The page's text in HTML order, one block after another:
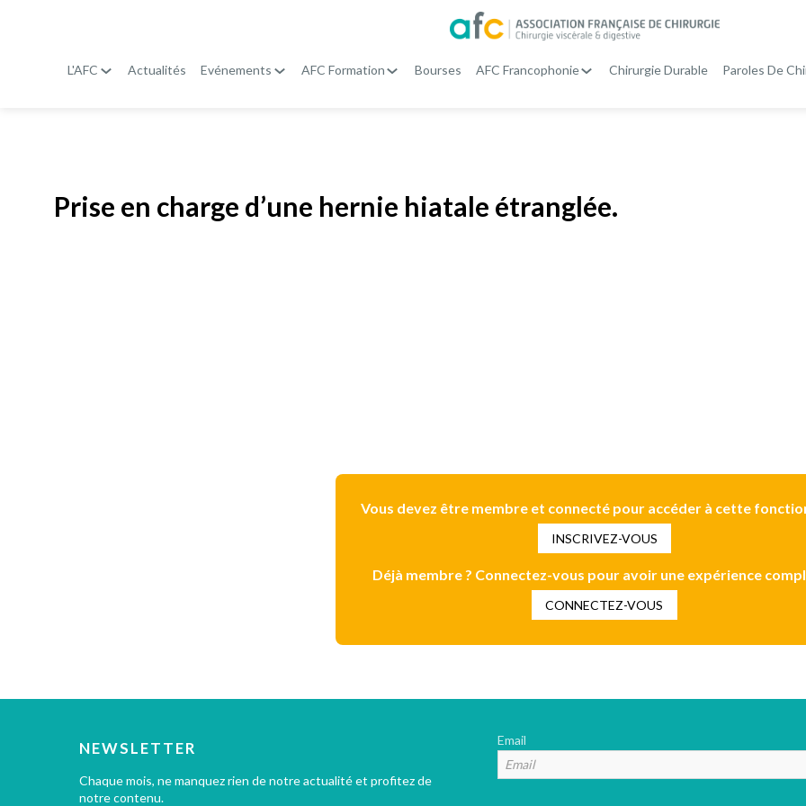
L'AFC Actualités Evénements AFC Formation Bourses AFC Francophonie Chirurgie Durable Paroles De
Prise en charge d’une hernie hiatale étranglée.
Vous devez être membre et connecté pour accéder à cette
INSCRIVEZ-VOUS
Déjà membre ? Connectez-vous pour avoir une expérience
CONNECTEZ-VOUS
NEWSLETTER
Chaque mois, ne manquez rien de notre actualité et profitez de
notre contenu.
Email